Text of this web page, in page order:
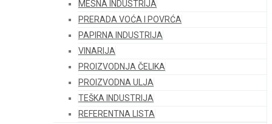
MESNA INDUSTRIJA
PRERADA VOĆA I POVRĆA
PAPIRNA INDUSTRIJA
VINARIJA
PROIZVODNJA ČELIKA
PROIZVODNA ULJA
TEŠKA INDUSTRIJA
REFERENTNA LISTA